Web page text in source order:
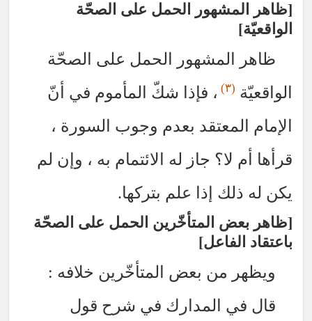
ظاهر المشهور الحمل على الصحّة
الواقعيّة
ظاهر المشهور الحمل على الصحّة
الواقعيّة (٣)
، فإذا شكّ المأموم في أنّ
الإمام المعتقد بعدم وجوب السورة ،
قرأها أم لا؟ جاز له الائتمام به ، وإن لم
يكن له ذلك إذا علم بتركها.
ظاهر بعض المتأخّرين الحمل على الصحّة
باعتقاد الفاعل
ويظهر من بعض المتأخّرين خلافه :
قال في المدارك في شرح قول